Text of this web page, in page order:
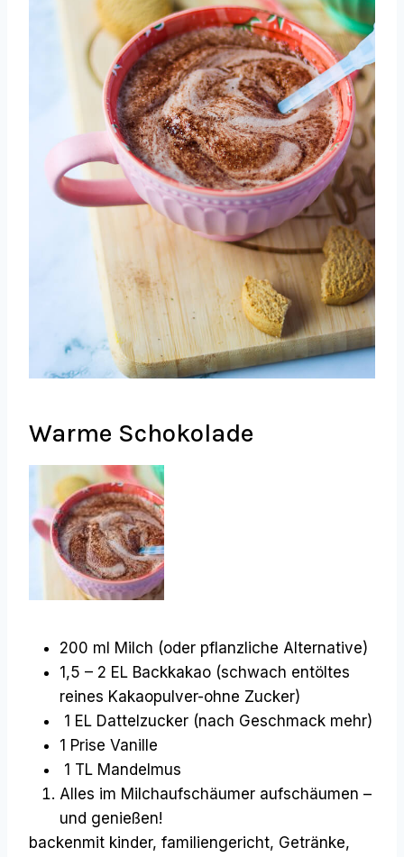
Warme Schokolade
200 ml Milch (oder pflanzliche Alternative)
1,5 – 2 EL Backkakao (schwach entöltes
reines Kakaopulver-ohne Zucker)
1 EL Dattelzucker (nach Geschmack mehr)
1 Prise Vanille
1 TL Mandelmus
Alles im Milchaufschäumer aufschäumen –
und genießen!
backenmit kinder, familiengericht, Getränke,